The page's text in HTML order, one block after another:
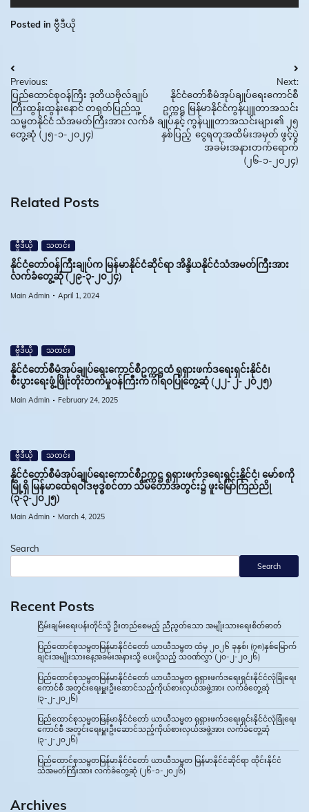
Posted in ဗွီဒီယို
Post
navigation
Previous:
ပြည်ထောင်စုဝန်ကြီး ဒုတိယဗိုလ်ချုပ်
ကြီးထွန်းထွန်းနောင် တရုတ်ပြည်သူ့
သမ္မတနိုင်ငံ သံအမတ်ကြီးအား လက်ခံ
တွေ့ဆုံ (၂၅-၁-၂၀၂၄)
Next:
နိုင်ငံတော်စီမံအုပ်ချုပ်ရေးကောင်စီ
ဥက္ကဋ္ဌ မြန်မာနိုင်ငံကွန်ပျူတာအသင်း
ချုပ်နှင့် ကွန်ပျူတာအသင်းများ၏ ၂၅
နှစ်ပြည့် ငွေရတုအထိမ်းအမှတ် ဖွင့်ပွဲ
အခမ်းအနားတက်ရောက်
(၂၆-၁-၂၀၂၄)
Related Posts
ဗွီဒီယို သတင်း
နိုင်ငံတော်ဝန်ကြီးချုပ်က မြန်မာနိုင်ငံဆိုင်ရာ အိန္ဒိယနိုင်ငံသံအမတ်ကြီးအား
လက်ခံတွေ့ဆုံ (၂၉-၃-၂၀၂၄)
Main Admin April 1, 2024
ဗွီဒီယို သတင်း
နိုင်ငံတော်စီမံအုပ်ချုပ်ရေးကောင်စီဥက္ကဋ္ဌထံ ရုရှားဖက်ဒရေးရှင်းနိုင်ငံ၊
စီးပွားရေးဖွံ့ဖြိုးတိုးတက်မှုဝန်ကြီးက ဂါရဝပြုတွေ့ဆုံ (၂၂- ၂- ၂၀၂၅)
Main Admin February 24, 2025
ဗွီဒီယို သတင်း
နိုင်ငံတော်စီမံအုပ်ချုပ်ရေးကောင်စီဥက္ကဋ္ဌ ရုရှားဖက်ဒရေးရှင်းနိုင်ငံ၊ မော်စကို
မြို့ရှိ မြန်မာထေရဝါဒဗုဒ္ဓစင်တာ သိမ်တော်အတွင်း၌ ဖူးမြော်ကြည်ညို
(၃-၃-၂၀၂၅)
Main Admin March 4, 2025
Search
Search
Recent Posts
ငြိမ်းချမ်းရေးပန်းတိုင်သို့ ဦးတည်စေမည့် ညီညွတ်သော အမျိုးသားရေးစိတ်ဓာတ်
ပြည်ထောင်စုသမ္မတမြန်မာနိုင်ငံတော် ယာယီသမ္မတ ထံမှ ၂၀၂၆ ခုနှစ်၊ (၇၈)နှစ်မြောက်
ချင်းအမျိုးသားနေ့အခမ်းအနားသို့ ပေးပို့သည့် သဝဏ်လွှာ (၂၀-၂-၂၀၂၆)
ပြည်ထောင်စုသမ္မတမြန်မာနိုင်ငံတော် ယာယီသမ္မတ ရုရှားဖက်ဒရေးရှင်းနိုင်ငံလုံခြုံရေး
ကောင်စီ အတွင်းရေးမှူးဦးဆောင်သည့်ကိုယ်စားလှယ်အဖွဲ့အား လက်ခံတွေ့ဆုံ
(၃-၂-၂၀၂၆)
ပြည်ထောင်စုသမ္မတမြန်မာနိုင်ငံတော် ယာယီသမ္မတ ရုရှားဖက်ဒရေးရှင်းနိုင်ငံလုံခြုံရေး
ကောင်စီ အတွင်းရေးမှူးဦးဆောင်သည့်ကိုယ်စားလှယ်အဖွဲ့အား လက်ခံတွေ့ဆုံ
(၃-၂-၂၀၂၆)
ပြည်ထောင်စုသမ္မတမြန်မာနိုင်ငံတော် ယာယီသမ္မတ မြန်မာနိုင်ငံဆိုင်ရာ ထိုင်းနိုင်ငံ
သံအမတ်ကြီးအား လက်ခံတွေ့ဆုံ (၂၆-၁-၂၀၂၆)
Archives